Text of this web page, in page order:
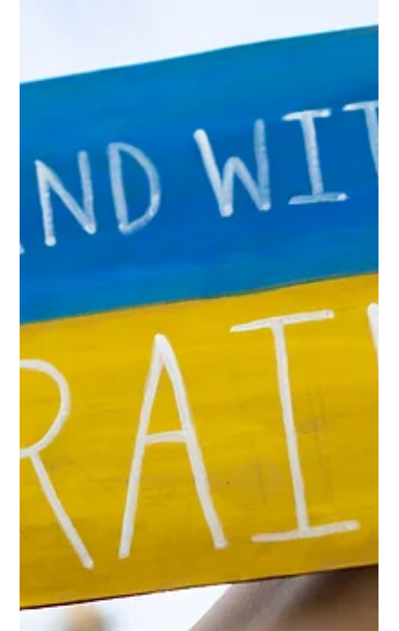
Sveriges forsvarsberedning advarer om at Russland
kan teste NATO i relativ nær tid. Det er en advarsel vi
bør ta på alvor. Det betyr ikke at et russisk angrep på
NATO nødvendigvis er nært forestående, men det
treffer kjernen i den sikkerhetspolitiske virkeligheten
vi står i nå. Putin trenger ikke å angripe og slå NATO
teste om NATO faktisk virker politisk. Det er i dette
rommet mellom krig og fred faren ligger nå. Mellom
pro